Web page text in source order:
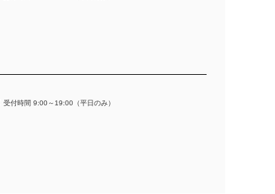
受付時間 9:00～19:00（平日のみ）